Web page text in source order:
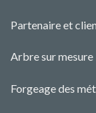
Partenaire et
Arbre sur mesure
Forgeage des